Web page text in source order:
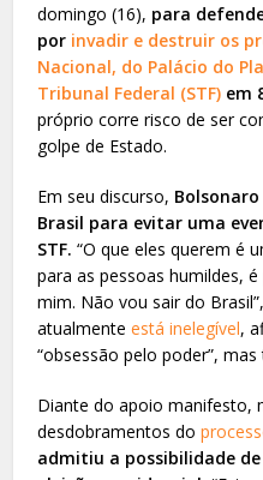
domingo (16), para
por invadir e destruir os
Nacional, do Palácio do
Tribunal Federal (STF) em
próprio corre risco de ser
golpe de Estado.
Em seu discurso,
Brasil para evitar uma
STF. “O que eles querem é
para as pessoas humildes,
mim. Não vou sair do
atualmenteestá inelegível,
“obsessão pelo poder”,
Diante do apoio manifesto,
desdobramentos do
admitiu a possibilidade